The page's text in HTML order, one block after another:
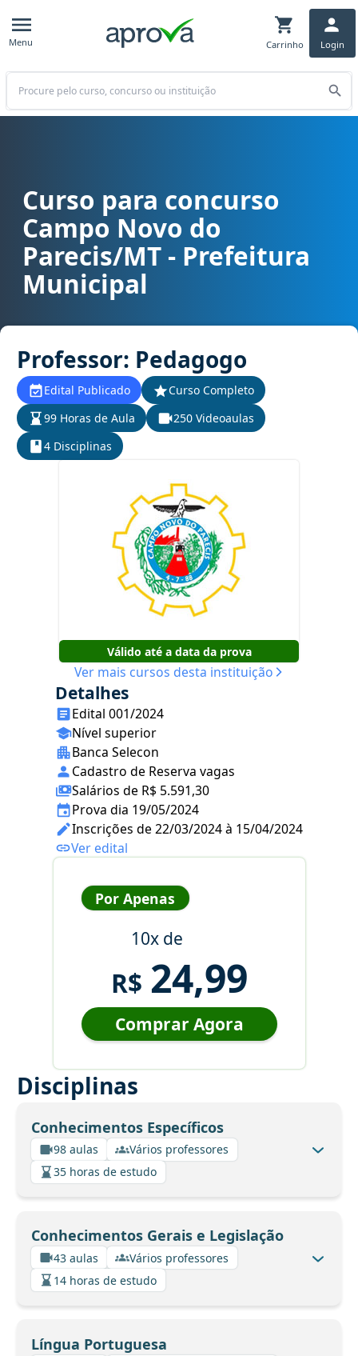
Menu Carrinho Login
Buscar
Curso para concurso Campo Novo do Parecis/MT - Prefeitura
Curso para concurso
Campo Novo do
Parecis/MT - Prefeitura
Municipal
Professor: Pedagogo
Edital Publicado
Curso Completo
99 Horas de Aula
250 Videoaulas
4 Disciplinas
Válido até a data da prova
Ver mais cursos desta instituição
Detalhes
Edital 001/2024
Nível superior
Banca Selecon
Cadastro de Reserva vagas
Salários de R$ 5.591,30
Prova dia 19/05/2024
Inscrições de 22/03/2024 à 15/04/2024
Ver edital
Por Apenas
10x de
R$ 24,99
Comprar Agora
Disciplinas
Conhecimentos Específicos
98 aulas
Vários professores
35 horas de estudo
Conhecimentos Gerais e Legislação
43 aulas
Vários professores
14 horas de estudo
Língua Portuguesa